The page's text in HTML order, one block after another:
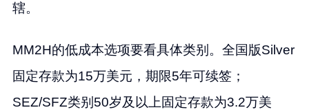
辖。
MM2H的低成本选项要看具体类别。全国版Silver
固定存款为15万美元，期限5年可续签；
SEZ/SFZ类别50岁及以上固定存款为3.2万美